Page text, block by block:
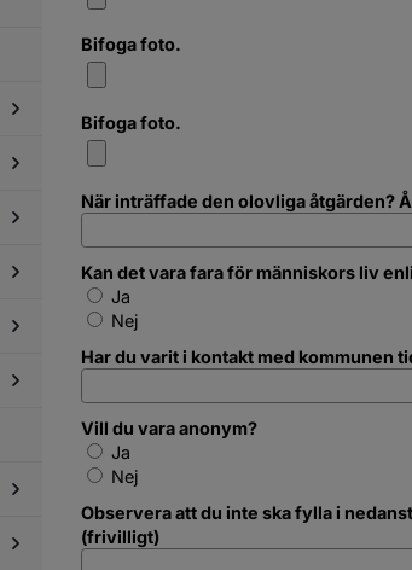
Undersidor
Undersidor
och
Undersidor
Översiktsplan
och
detaljplaner
Undersidor
och
Undersidor
Undersidor
och
uppvärmning
Undersidor
Bifoga foto.
Bifoga foto.
När inträffade den olovliga åtgärden?
Kan det vara fara för människors liv
Kan det vara fara för människors liv
Ja
Nej
Har du varit i kontakt med kommunen
Vill du vara anonym?
Vill du vara anonym?
Ja
Nej
Observera att du inte ska fylla i
(frivilligt)